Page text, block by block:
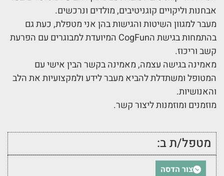
אבחנות וליקויים קוגניטיבים, מולדים ונרכשים.
מעבר למגוון השיטות והגישות בהן אני מטפלת, כעת גם
בהתמחות בגישת הCogFun המיועדת למבוגרים עם הפרעת
קשב וריכוז.
מאמינה בגישה עצמה, מאמינה בקשר הבין אישי עם
המטופל ומשתדלת להביא מעבר לידע ולמקצועיות את הלב
והאנושיות.
מוזמנים ומוזמנות ליצור קשר.
מטפל/ת ב:
צור הדסה